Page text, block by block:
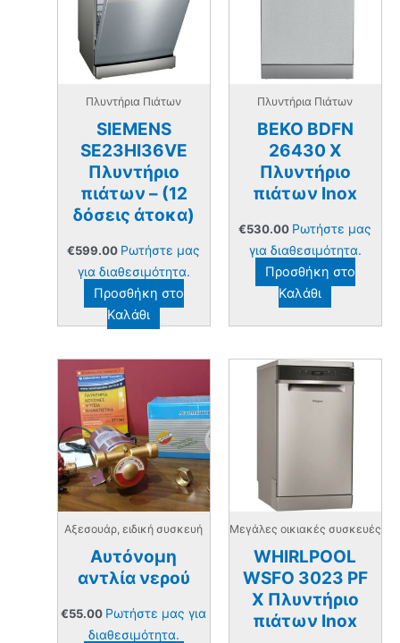
Πλυντήρια Πιάτων
SIEMENS
SE23HI36VE
Πλυντήριο
πιάτων – (12
δόσεις άτοκα)
€599.00 Ρωτήστε μας
για διαθεσιμότητα.
Προσθήκη στο
Καλάθι
Πλυντήρια Πιάτων
BEKO BDFN
26430 X
Πλυντήριο
πιάτων Inox
€530.00 Ρωτήστε μας
για διαθεσιμότητα.
Προσθήκη στο
Καλάθι
Αξεσουάρ, ειδική συσκευή
Αυτόνομη
αντλία νερού
€55.00 Ρωτήστε μας για
διαθεσιμότητα.
Μεγάλες οικιακές συσκευές
WHIRLPOOL
WSFO 3023 PF
X Πλυντήριο
πιάτων Inox